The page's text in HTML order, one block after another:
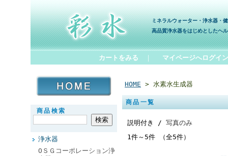
ミネラルウォーター・浄水器・
高品質浄水器をはじめとしたヘ
カートをみる マイページへログイン
商品検索
浄水器
ОＳＧコーポレーション浄
HOME > 水素水生成器
商品一覧
説明付き / 写真のみ
1件～5件 （全5件）